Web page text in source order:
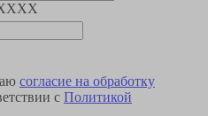
согласие на обработку
с Политикой